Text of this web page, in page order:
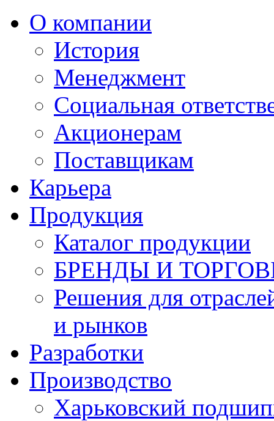
О компании
История
Менеджмент
Социальная
Акционерам
Поставщикам
Карьера
Продукция
Каталог продукции
БРЕНДЫ И
Решения для
и рынков
Разработки
Производство
Харьковский